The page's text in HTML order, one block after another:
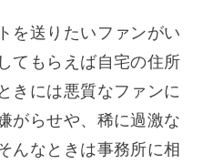
を送りたいファンがい
てもらえば自宅の住所
きには悪質なファンに
がらせや、稀に過激な
んなときは事務所に相